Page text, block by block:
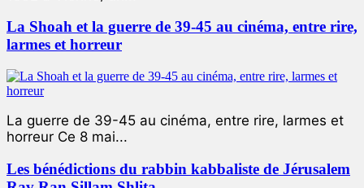
La Shoah et la guerre de 39-45 au cinéma, entre rire,
larmes et horreur
La guerre de 39-45 au cinéma, entre rire, larmes et
horreur Ce 8 mai...
Les bénédictions du rabbin kabbaliste de Jérusalem